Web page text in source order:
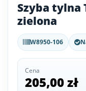
Szyba tylna
zielona
W8950-106
Cena
205,00 zł